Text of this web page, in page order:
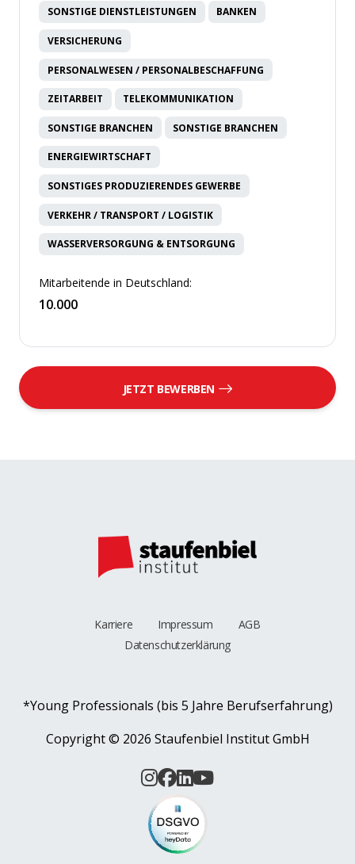
SONSTIGE DIENSTLEISTUNGEN BANKEN
VERSICHERUNG
PERSONALWESEN / PERSONALBESCHAFFUNG
ZEITARBEIT TELEKOMMUNIKATION
SONSTIGE BRANCHEN SONSTIGE BRANCHEN
ENERGIEWIRTSCHAFT
SONSTIGES PRODUZIERENDES GEWERBE
VERKEHR / TRANSPORT / LOGISTIK
WASSERVERSORGUNG & ENTSORGUNG
Mitarbeitende in Deutschland:
10.000
JETZT BEWERBEN
Karriere Impressum
AGB
Datenschutzerklärung
*Young Professionals (bis 5 Jahre Berufserfahrung)
Copyright © 2026 Staufenbiel Institut GmbH